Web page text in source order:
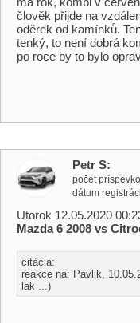
člověk přijde na
oděrek od kamínků.
tenký, to není dobrá
po roce by to bylo
Petr S
počet
dátum
Utorok 12.05.2020
Mazda 6 2008 vs
citácia:
reakce na: Pavlik,
lak ...)